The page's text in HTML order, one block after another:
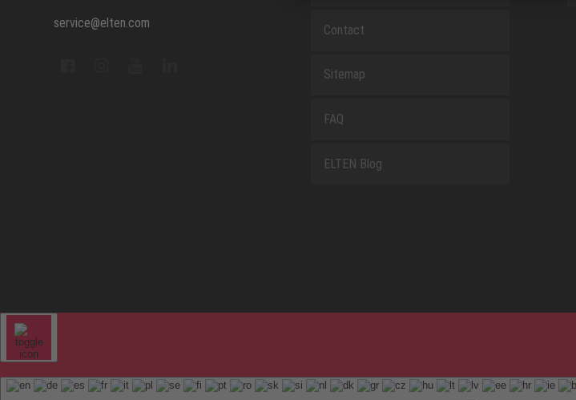
service@elten.com Contact
Sitemap
FAQ
ELTEN Blog